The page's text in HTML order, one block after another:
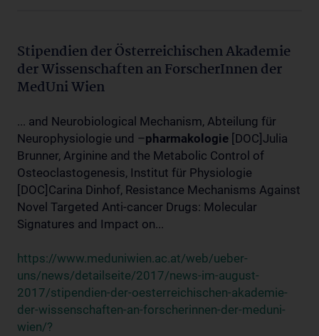
Stipendien der Österreichischen Akademie
der Wissenschaften an ForscherInnen der
MedUni Wien
... and Neurobiological Mechanism, Abteilung für
Neurophysiologie und –pharmakologie [DOC]Julia
Brunner, Arginine and the Metabolic Control of
Osteoclastogenesis, Institut für Physiologie
[DOC]Carina Dinhof, Resistance Mechanisms Against
Novel Targeted Anti-cancer Drugs: Molecular
Signatures and Impact on...
https://www.meduniwien.ac.at/web/ueber-
uns/news/detailseite/2017/news-im-august-
2017/stipendien-der-oesterreichischen-akademie-
der-wissenschaften-an-forscherinnen-der-meduni-
wien/?